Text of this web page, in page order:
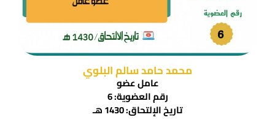
محمد حامد سالم البلوي
عامل عضو
رقم العضوية: 6
تاريخ الإلتحاق: 1430 هـ